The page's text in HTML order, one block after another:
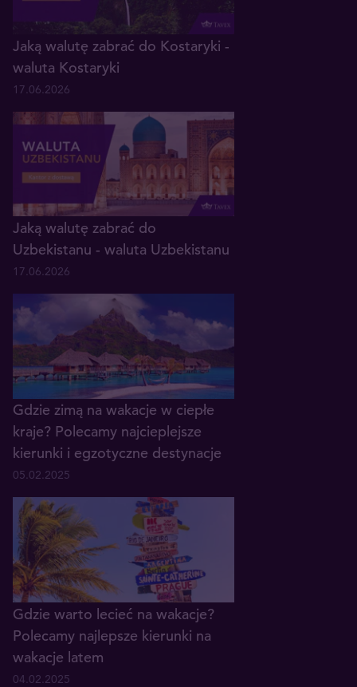
Jaką walutę zabrać do Kostaryki -
waluta Kostaryki
17.06.2026
Jaką walutę zabrać do
Uzbekistanu - waluta Uzbekistanu
17.06.2026
Gdzie zimą na wakacje w ciepłe
kraje? Polecamy najcieplejsze
kierunki i egzotyczne destynacje
05.02.2025
Gdzie warto lecieć na wakacje?
Polecamy najlepsze kierunki na
wakacje latem
04.02.2025